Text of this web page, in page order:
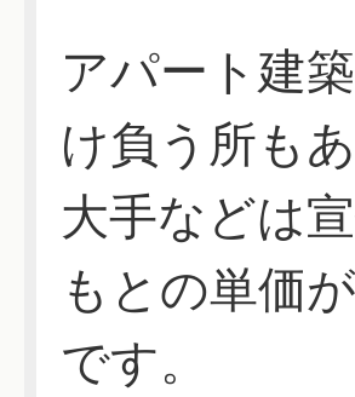
アパート建
け負う所も
大手などは
もとの単価
です。